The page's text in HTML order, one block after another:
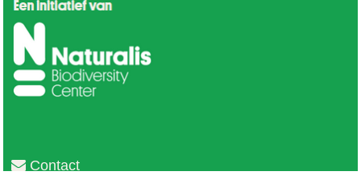
Contact